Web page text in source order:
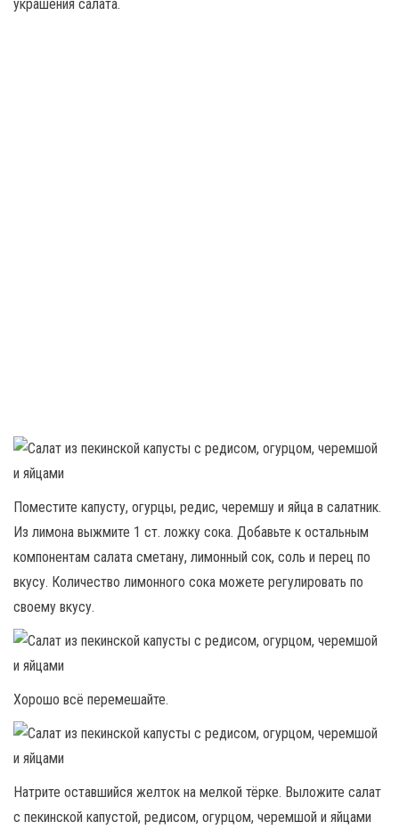
украшения салата.
Поместите капусту, огурцы, редис, черемшу и яйца в салатник.
Из лимона выжмите 1 ст. ложку сока. Добавьте к остальным
компонентам салата сметану, лимонный сок, соль и перец по
вкусу. Количество лимонного сока можете регулировать по
своему вкусу.
Хорошо всё перемешайте.
Натрите оставшийся желток на мелкой тёрке. Выложите салат
с пекинской капустой, редисом, огурцом, черемшой и яйцами